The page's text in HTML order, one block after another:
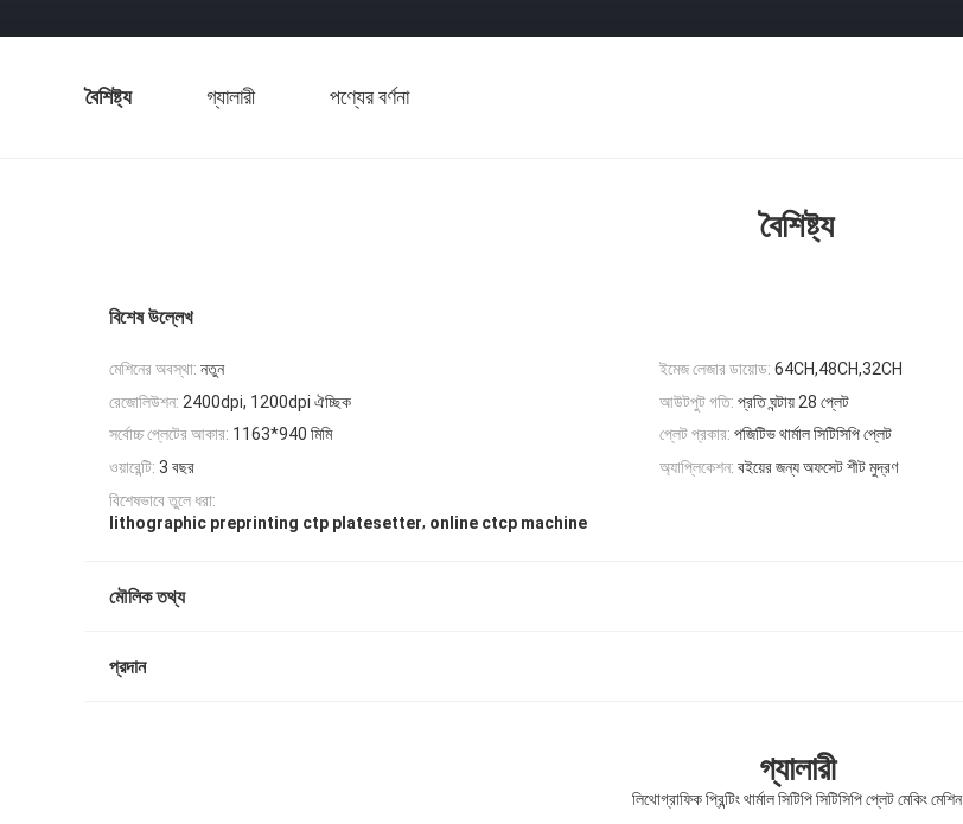
বৈশিষ্ট্য গ্যালারী পণ্যের বর্ণনা
বৈশিষ্ট্য
বিশেষ উল্লেখ
মেশিনের অবস্থা: নতুন ইমেজ লেজার ডায়োড: 64CH,48CH,32CH
রেজোলিউশন: 2400dpi, 1200dpi ঐচ্ছিক আউটপুট গতি: প্রতি ঘন্টায় 28 প্লেট
সর্বোচ্চ প্লেটের আকার: 1163*940 মিমি প্লেট প্রকার: পজিটিভ থার্মাল সিটিসিপি প্লেট
ওয়ারেন্টি: 3 বছর অ্যাপ্লিকেশন: বইয়ের জন্য অফসেট শীট মুদ্রণ
বিশেষভাবে তুলে ধরা:
lithographic preprinting ctp platesetter, online ctcp machine
মৌলিক তথ্য
প্রদান
গ্যালারী
লিথোগ্রাফিক প্রিন্টিং থার্মাল সিটিপি সিটিসিপি প্লেট মেকিং মেশিন